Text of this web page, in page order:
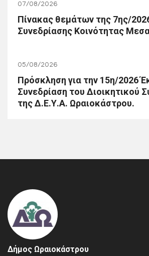
07/08/2026
Πίνακας θεμάτων της 7ης/
Συνεδρίασης Κοινότητας
05/08/2026
Πρόσκληση για την 15η/2026
Συνεδρίαση του Διοικητικού
της Δ.Ε.Υ.Α. Ωραιοκάστρου.
Δήμος Ωραιοκάστρου